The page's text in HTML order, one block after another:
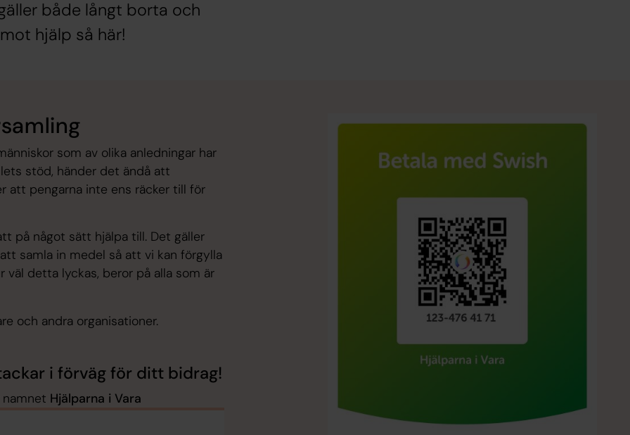
både långt borta och
hjälp så här!
som av olika anledningar har
stöd, händer det ändå att
att pengarna inte ens räcker till för
på något sätt hjälpa till. Det gäller
samla in medel så att vi kan förgylla
väl detta lyckas, beror på alla som är
och andra organisationer.
i förväg för ditt bidrag!
Hjälparna i Vara